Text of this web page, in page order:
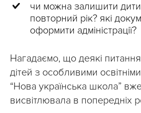
чи можна залишити
повторний рік? які
оформити адміністрації?
Нагадаємо, що деякі
дітей з особливими
“Нова українська школа”
висвітлювала в попередніх